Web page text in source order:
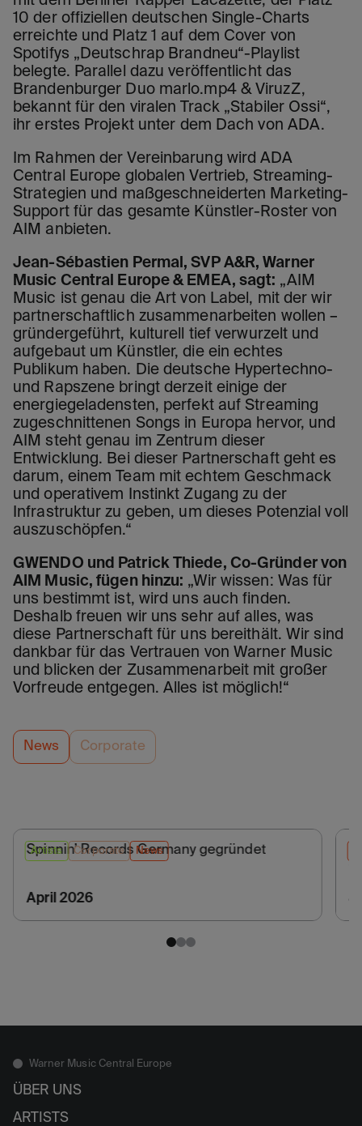
10 der offiziellen deutschen Single-Charts
erreichte und Platz 1 auf dem Cover von
Spotifys „Deutschrap Brandneu“-Playlist
belegte. Parallel dazu veröffentlicht das
Brandenburger Duo marlo.mp4 & ViruzZ,
bekannt für den viralen Track „Stabiler Ossi“,
ihr erstes Projekt unter dem Dach von ADA.
Im Rahmen der Vereinbarung wird ADA
Central Europe globalen Vertrieb, Streaming-
Strategien und maßgeschneiderten Marketing-
Support für das gesamte Künstler-Roster von
AIM anbieten.
Jean-Sébastien Permal, SVP A&R, Warner
Music Central Europe & EMEA, sagt: „AIM
Music ist genau die Art von Label, mit der wir
partnerschaftlich zusammenarbeiten wollen –
gründergeführt, kulturell tief verwurzelt und
aufgebaut um Künstler, die ein echtes
Publikum haben. Die deutsche Hypertechno-
und Rapszene bringt derzeit einige der
energiegeladensten, perfekt auf Streaming
zugeschnittenen Songs in Europa hervor, und
AIM steht genau im Zentrum dieser
Entwicklung. Bei dieser Partnerschaft geht es
darum, einem Team mit echtem Geschmack
und operativem Instinkt Zugang zu der
Infrastruktur zu geben, um dieses Potenzial voll
auszuschöpfen.“
GWENDO und Patrick Thiede, Co-Gründer von
AIM Music, fügen hinzu: „Wir wissen: Was für
uns bestimmt ist, wird uns auch finden.
Deshalb freuen wir uns sehr auf alles, was
diese Partnerschaft für uns bereithält. Wir sind
dankbar für das Vertrauen von Warner Music
und blicken der Zusammenarbeit mit großer
Vorfreude entgegen. Alles ist möglich!“
News Corporate
Artists Corporate News
Spinnin’ Records Germany gegründet
April 2026
Warner Music Central Europe
ÜBER UNS
ARTISTS